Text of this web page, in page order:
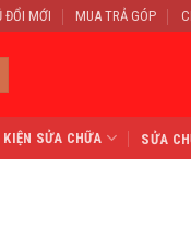
ĐỔI MỚI MUA TRẢ GÓP
KIỆN SỬA CHỮA SỬA